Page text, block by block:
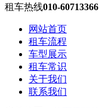
租车热线010-60713366
网站首页
租车流程
车型展示
租车常识
关于我们
联系我们